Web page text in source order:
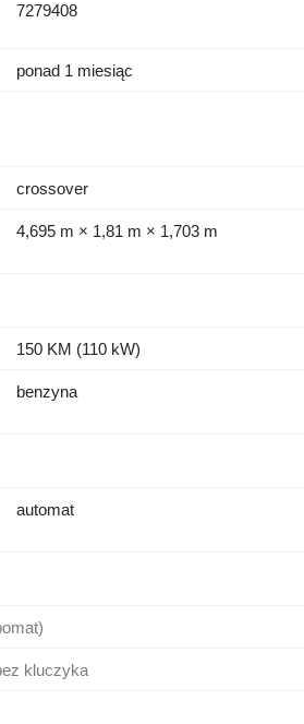
7279408
ponad 1 miesiąc
crossover
4,695 m × 1,81 m × 1,703 m
150 KM (110 kW)
benzyna
automat
kluczyka